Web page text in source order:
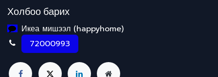
Холбоо барих
Икеа мишээл (happyhome)
72000993